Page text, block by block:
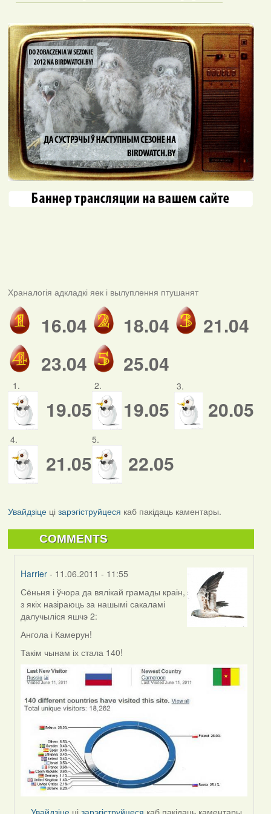
Храналогія адкладкі яек і вылуплення птушанят
16.04 18.04
21.04
23.04
25.04
1.
19.05
2.
19.05
3.
20.05
4.
21.05
5.
22.05
Увайдзіцеці зарэгіструйцеся каб пакідаць каментары.
COMMENTS
Harrier - 11.06.2011 - 11:55
In
reply
to
by
Сёньня і ўчора да вялікай грамады краін,
з якіх назіраюць за нашымі сакаламі
далучыліся яшчэ 2:
Ангола і Камерун!
Такім чынам іх стала 140!
Увайдзіце цізарэгіструйцеся каб пакідаць каментары.